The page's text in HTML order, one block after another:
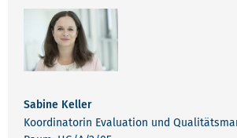
Sabine Keller
Koordinatorin Evaluation und